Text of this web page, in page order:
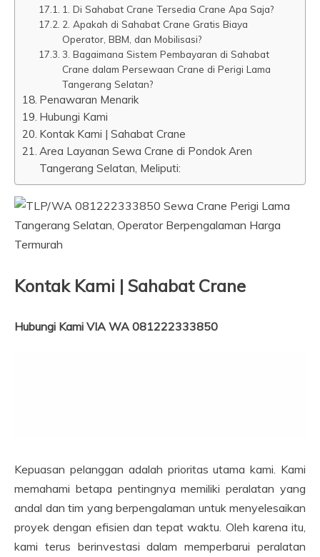
1. Di Sahabat Crane Tersedia Crane Apa Saja?
2. Apakah di Sahabat Crane Gratis Biaya
Operator, BBM, dan Mobilisasi?
3. Bagaimana Sistem Pembayaran di Sahabat
Crane dalam Persewaan Crane di Perigi Lama
Tangerang Selatan?
Penawaran Menarik
Hubungi Kami
Kontak Kami | Sahabat Crane
Area Layanan Sewa Crane di Pondok Aren
Tangerang Selatan, Meliputi:
Kontak Kami | Sahabat Crane
Hubungi Kami VIA WA 081222333850
Kepuasan pelanggan adalah prioritas utama kami. Kami
memahami betapa pentingnya memiliki peralatan yang
andal dan tim yang berpengalaman untuk menyelesaikan
proyek dengan efisien dan tepat waktu. Oleh karena itu,
kami terus berinvestasi dalam memperbarui peralatan